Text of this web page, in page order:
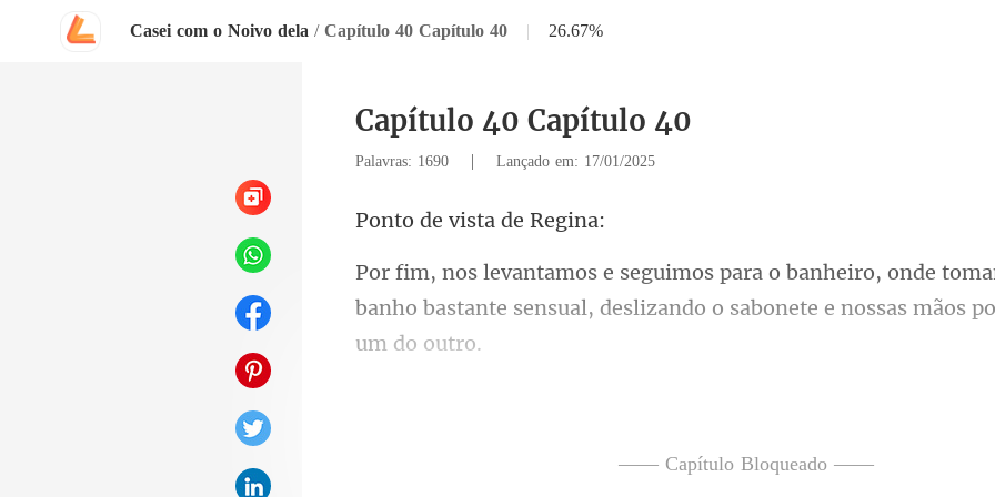
Casei com o Noivo dela / Capítulo 40 Capítulo 40 | 26.67%
Capítulo 40 Capítulo 40
Palavras: 1690 | Lançado em: 17/01/2025
vista d
onde
banho bastante sensual, deslizando
—— Capítulo Bloqueado ——